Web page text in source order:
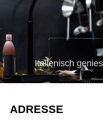
Italienisch
ADRESSE